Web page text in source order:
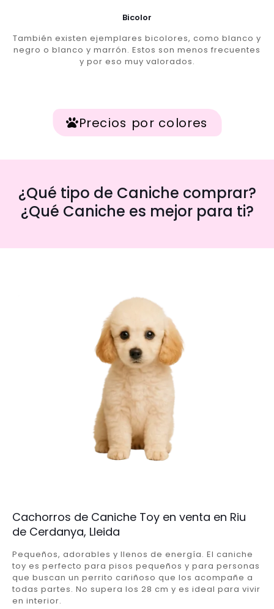
Bicolor
También existen ejemplares bicolores, como blanco y
negro o blanco y marrón. Estos son menos frecuentes
y por eso muy valorados.
Precios por colores
¿Qué tipo de Caniche comprar?
¿Qué Caniche es mejor para ti?
Cachorros de Caniche Toy en venta en Riu
de Cerdanya, Lleida
Pequeños, adorables y llenos de energía. El caniche
toy es perfecto para pisos pequeños y para personas
que buscan un perrito cariñoso que los acompañe a
todas partes. No supera los 28 cm y es ideal para vivir
en interior.